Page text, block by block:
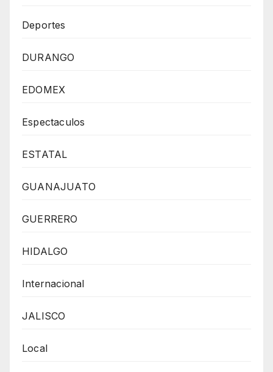
Deportes
DURANGO
EDOMEX
Espectaculos
ESTATAL
GUANAJUATO
GUERRERO
HIDALGO
Internacional
JALISCO
Local